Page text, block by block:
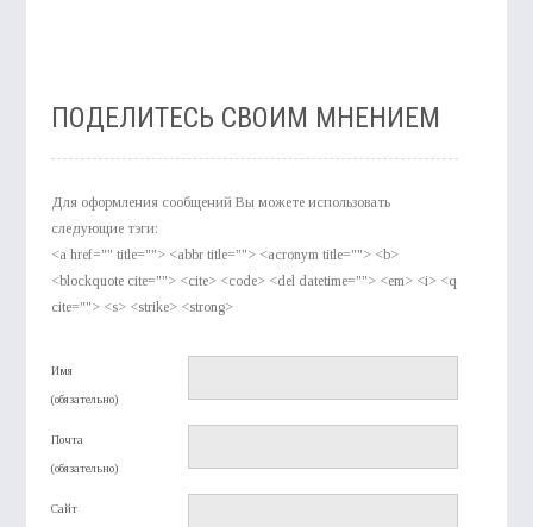
ПОДЕЛИТЕСЬ СВОИМ МНЕНИЕМ
Для оформления сообщений Вы можете использовать
следующие тэги:
<a href="" title=""> <abbr title=""> <acronym title=""> <b>
<blockquote cite=""> <cite> <code> <del datetime=""> <em> <i> <q
cite=""> <s> <strike> <strong>
Имя
(обязательно)
Почта
(обязательно)
Сайт